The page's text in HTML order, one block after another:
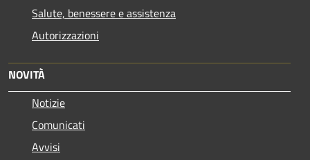
Salute, benessere e assistenza
Autorizzazioni
NOVITÀ
Notizie
Comunicati
Avvisi